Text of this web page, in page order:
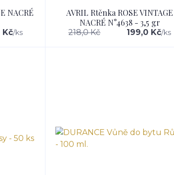
NACRÉ
Kč/ks
AVRIL Rtěnka ROSE VINTAGE
NACRÉ N°4638 - 3,5 gr
218,0 Kč 199,0 Kč/ks